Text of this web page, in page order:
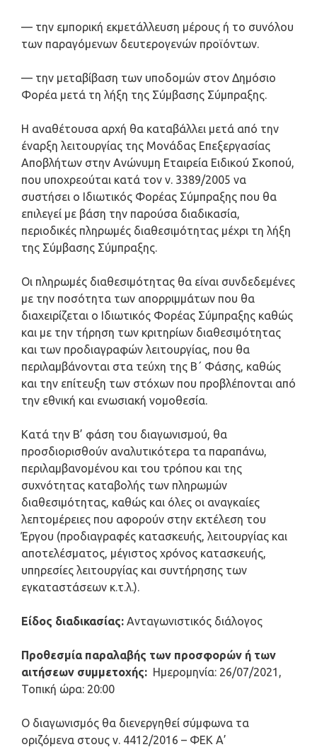
— την εμπορική εκμετάλλευση μέρους ή το συνόλου
των παραγόμενων δευτερογενών προϊόντων.
— την μεταβίβαση των υποδομών στον Δημόσιο
Φορέα μετά τη λήξη της Σύμβασης Σύμπραξης.
Η αναθέτουσα αρχή θα καταβάλλει μετά από την
έναρξη λειτουργίας της Μονάδας Επεξεργασίας
Αποβλήτων στην Ανώνυμη Εταιρεία Ειδικού Σκοπού,
που υποχρεούται κατά τον ν. 3389/2005 να
συστήσει ο Ιδιωτικός Φορέας Σύμπραξης που θα
επιλεγεί με βάση την παρούσα διαδικασία,
περιοδικές πληρωμές διαθεσιμότητας μέχρι τη λήξη
της Σύμβασης Σύμπραξης.
Οι πληρωμές διαθεσιμότητας θα είναι συνδεδεμένες
με την ποσότητα των απορριμμάτων που θα
διαχειρίζεται ο Ιδιωτικός Φορέας Σύμπραξης καθώς
και με την τήρηση των κριτηρίων διαθεσιμότητας
και των προδιαγραφών λειτουργίας, που θα
περιλαμβάνονται στα τεύχη της Β΄ Φάσης, καθώς
και την επίτευξη των στόχων που προβλέπονται από
την εθνική και ενωσιακή νομοθεσία.
Κατά την Β’ φάση του διαγωνισμού, θα
προσδιορισθούν αναλυτικότερα τα παραπάνω,
περιλαμβανομένου και του τρόπου και της
συχνότητας καταβολής των πληρωμών
διαθεσιμότητας, καθώς και όλες οι αναγκαίες
λεπτομέρειες που αφορούν στην εκτέλεση του
Έργου (προδιαγραφές κατασκευής, λειτουργίας και
αποτελέσματος, μέγιστος χρόνος κατασκευής,
υπηρεσίες λειτουργίας και συντήρησης των
εγκαταστάσεων κ.τ.λ.).
Είδος διαδικασίας: Ανταγωνιστικός διάλογος
Προθεσμία παραλαβής των προσφορών ή των
αιτήσεων συμμετοχής: Ημερομηνία: 26/07/2021,
Τοπική ώρα: 20:00
Ο διαγωνισμός θα διενεργηθεί σύμφωνα τα
οριζόμενα στους ν. 4412/2016 – ΦΕΚ Α’